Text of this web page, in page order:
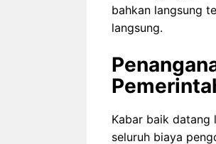
bahkan langsung
langsung.
Kabar baik datang
seluruh biaya